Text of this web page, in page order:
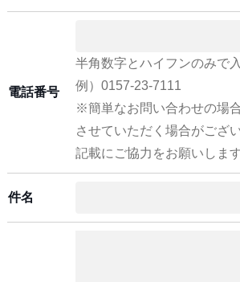
電話番号
半角数字とハイフンのみで入
例）0157-23-7111
※簡単なお問い合わせの場
させていただく場合がござ
記載にご協力をお願いしま
件名